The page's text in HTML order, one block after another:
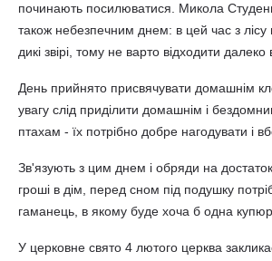
починають посилюватися. Микола
також небезпечним днем: в цей час з лісу
дикі звірі, тому не варто відходити далеко
День прийнято присвячувати домашнім
увагу слід приділити домашнім і
птахам - їх потрібно добре нагодувати і
Зв'язують з цим днем і обряди на
гроші в дім, перед сном під подушку
гаманець, в якому буде хоча б одна
У церковне свято 4 лютого церква